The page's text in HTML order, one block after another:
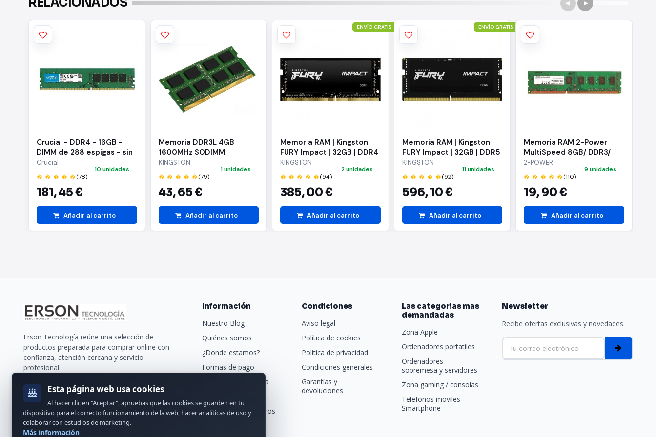
RELACIONADOS
Crucial - DDR4 - 16GB -
DIMM de 288 espigas - sin
búfer - 3200 MHz / PC4-
25600 - CL22 - 1.2 V - no
ECC
Crucial
� � � � �(78)
181,45 €
10 unidades
Añadir al carrito
Memoria DDR3L 4GB
1600MHz SODIMM
KINGSTON
� � � � �(79)
43,65 €
1 unidades
Añadir al carrito
Memoria RAM | Kingston
FURY Impact | 32GB | DDR4
| 3200MHz | 1.2V | CL20 |
SODIMM
KINGSTON
� � � � �(94)
385,00 €
2 unidades
Añadir al carrito
ENVÍO GRATIS
Memoria RAM | Kingston
FURY Impact | 32GB | DDR5
| 5600MHz | 1.1V | CL40 |
SODIMM
KINGSTON
� � � � �(92)
596,10 €
11 unidades
Añadir al carrito
ENVÍO GRATIS
Memoria RAM 2-Power
MultiSpeed 8GB/ DDR3/
1066/ 1333/ 1600MHz/
1.35V - 1.5V/ CL7/9/11/ DIMM
2-POWER
� � � � �(110)
19,90 €
9 unidades
Añadir al carrito
Erson Tecnología reúne una selección de
productos preparada para comprar online con
confianza, atención cercana y servicio
profesional.
Información
Nuestro Blog
Quiénes somos
¿Donde estamos?
Formas de pago
Transporte y entrega
Contacta con nosotros
Condiciones
Aviso legal
Política de cookies
Política de privacidad
Condiciones generales
Garantías y
devoluciones
Las categorias mas
demandadas
Zona Apple
Ordenadores portatiles
Ordenadores
sobremesa y servidores
Zona gaming / consolas
Telefonos moviles
Smartphone
Newsletter
Recibe ofertas exclusivas y novedades.
Esta página web usa cookies
Al hacer clic en "Aceptar", apruebas que las cookies se guarden en tu
dispositivo para el correcto funcionamiento de la web, hacer analíticas de uso y
colaborar con estudios de marketing.
Más información